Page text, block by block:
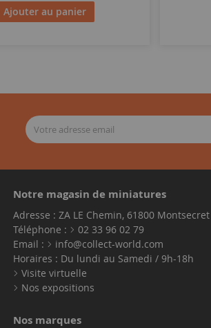
Ajouter au panier
Notre magasin de miniatures
Adresse : ZA LE Chemin, 61800 Montsecret
Téléphone :
02 33 96 02 79
Email :
info@collect-world.com
Horaires : Du lundi au Samedi / 9h-18h
Visite virtuelle
Nos expositions
Nos marques